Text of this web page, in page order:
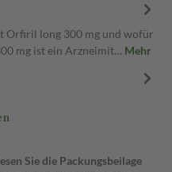
Orfiril long 300 mg und wofür
mg ist ein Arzneimit… Mehr
Sie die Packungsbeilage